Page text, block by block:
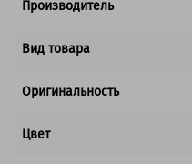
Производитель
Вид товара
Оригинальность
Цвет